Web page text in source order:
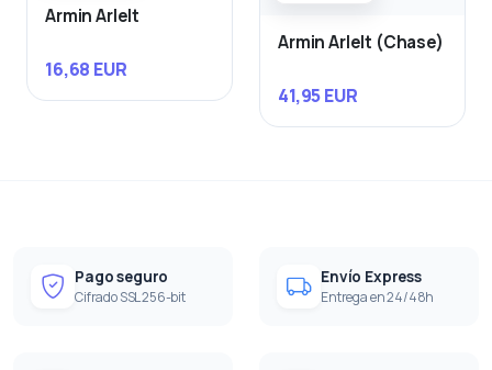
Armin Arlelt
16,68 EUR
Armin Arlelt (Chase)
41,95 EUR
Pago seguro
Cifrado SSL 256-bit
Envío Express
Entrega en 24/48h